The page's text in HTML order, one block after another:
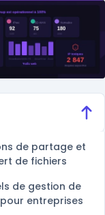
de partage et
de fichiers
de gestion de
entreprises